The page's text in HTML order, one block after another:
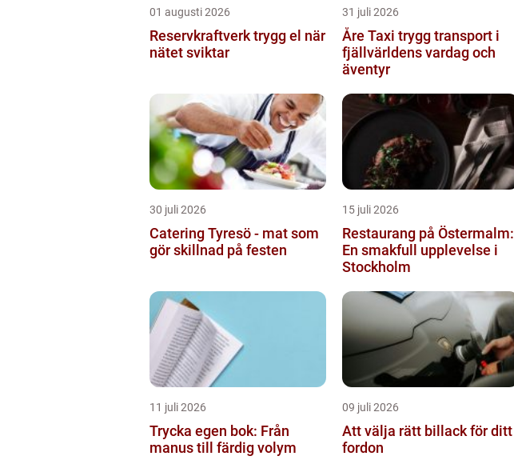
01 augusti 2026
Reservkraftverk trygg el när
nätet sviktar
31 juli 2026
Åre Taxi trygg transport i
fjällvärldens vardag och
äventyr
30 juli 2026
Catering Tyresö - mat som
gör skillnad på festen
15 juli 2026
Restaurang på Östermalm:
En smakfull upplevelse i
Stockholm
11 juli 2026
Trycka egen bok: Från
manus till färdig volym
09 juli 2026
Att välja rätt billack för ditt
fordon